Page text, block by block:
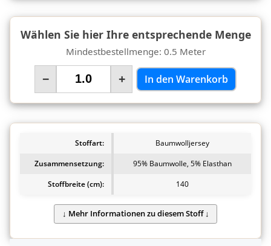
Wählen Sie hier Ihre entsprechende Menge
Mindestbestellmenge: 0.5 Meter
− + In den Warenkorb
Stoffart:
Baumwolljersey
Zusammensetzung:
95% Baumwolle, 5% Elasthan
Stoffbreite (cm):
140